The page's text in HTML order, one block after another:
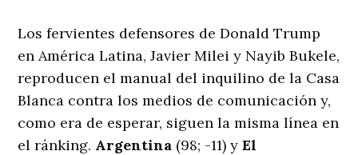
Los fervientes defensores de Donald Trump
en América Latina, Javier Milei y Nayib Bukele,
reproducen el manual del inquilino de la Casa
Blanca contra los medios de comunicación y,
como era de esperar, siguen la misma línea en
el ránking. Argentina (98; -11) yEl